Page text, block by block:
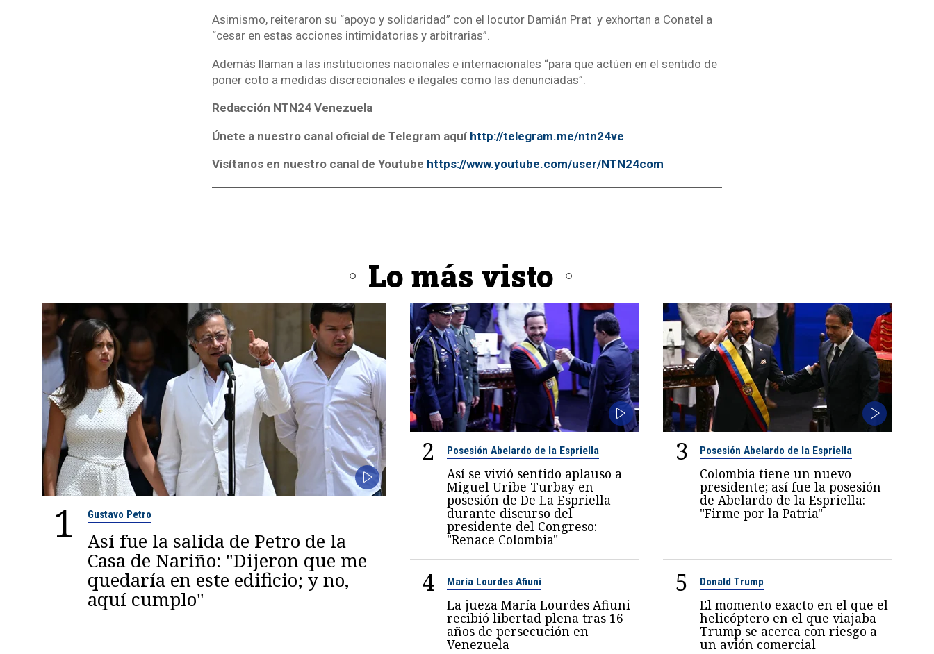
Asimismo, reiteraron su “apoyo y solidaridad” con el locutor Damián Prat y exhortan a Conatel a
“cesar en estas acciones intimidatorias y arbitrarias”.
Además llaman a las instituciones nacionales e internacionales “para que actúen en el sentido de
poner coto a medidas discrecionales e ilegales como las denunciadas”.
Redacción NTN24 Venezuela
Únete a nuestro canal oficial de Telegram aquí http://telegram.me/ntn24ve
Visítanos en nuestro canal de Youtube https://www.youtube.com/user/NTN24com
Lo más visto
1 Gustavo Petro
Así fue la salida de Petro de la
Casa de Nariño: "Dijeron que me
quedaría en este edificio; y no,
aquí cumplo"
2 Posesión Abelardo de la Espriella
Así se vivió sentido aplauso a
Miguel Uribe Turbay en
posesión de De La Espriella
durante discurso del
presidente del Congreso:
"Renace Colombia"
3 Posesión Abelardo de la Espriella
Colombia tiene un nuevo
presidente; así fue la posesión
de Abelardo de la Espriella:
"Firme por la Patria"
4 María Lourdes Afiuni
La jueza María Lourdes Afiuni
recibió libertad plena tras 16
años de persecución en
Venezuela
5 Donald Trump
El momento exacto en el que el
helicóptero en el que viajaba
Trump se acerca con riesgo a
un avión comercial